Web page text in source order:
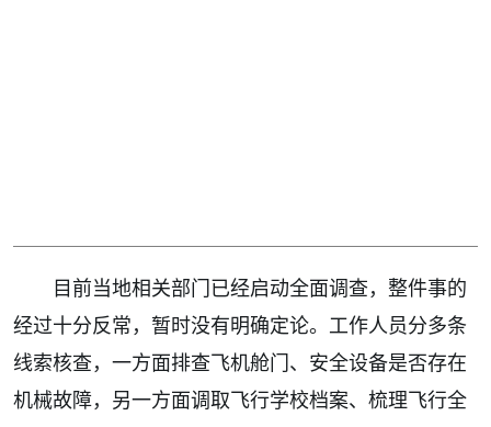
目前当地相关部门已经启动全面调查，整件事的
经过十分反常，暂时没有明确定论。工作人员分多条
线索核查，一方面排查飞机舱门、安全设备是否存在
机械故障，另一方面调取飞行学校档案、梳理飞行全